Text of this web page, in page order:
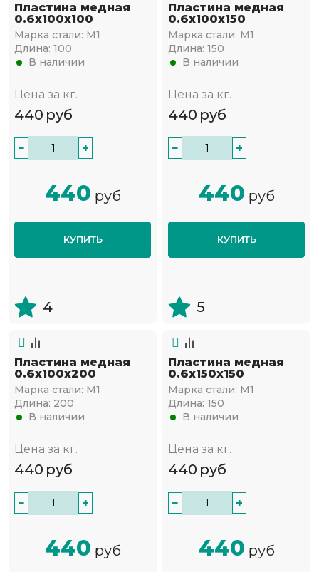
Пластина медная
0.6х100х100
Марка стали: М1
Длина: 100
В наличии
Цена за кг.
440 руб
− +
440 руб
КУПИТЬ
4
Пластина медная
0.6х100х150
Марка стали: М1
Длина: 150
В наличии
Цена за кг.
440 руб
− +
440 руб
КУПИТЬ
5
Пластина медная
0.6х100х200
Марка стали: М1
Длина: 200
В наличии
Цена за кг.
440 руб
− +
440 руб
Пластина медная
0.6х150х150
Марка стали: М1
Длина: 150
В наличии
Цена за кг.
440 руб
− +
440 руб